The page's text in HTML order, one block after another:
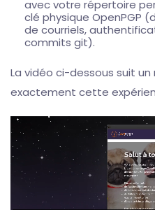
avec votre répertoire
clé physique OpenPGP
de courriels,
commits git).
La vidéo ci-dessous suit
exactement cette